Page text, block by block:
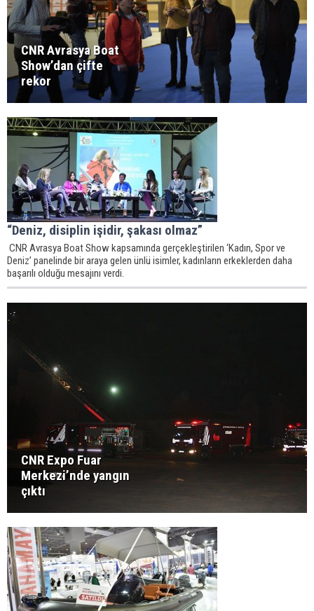
CNR Avrasya Boat
Show’dan çifte
rekor
“Deniz, disiplin işidir, şakası olmaz”
CNR Avrasya Boat Show kapsamında gerçekleştirilen ‘Kadın, Spor ve
Deniz’ panelinde bir araya gelen ünlü isimler, kadınların erkeklerden daha
başarılı olduğu mesajını verdi.
CNR Expo Fuar
Merkezi’nde yangın
çıktı